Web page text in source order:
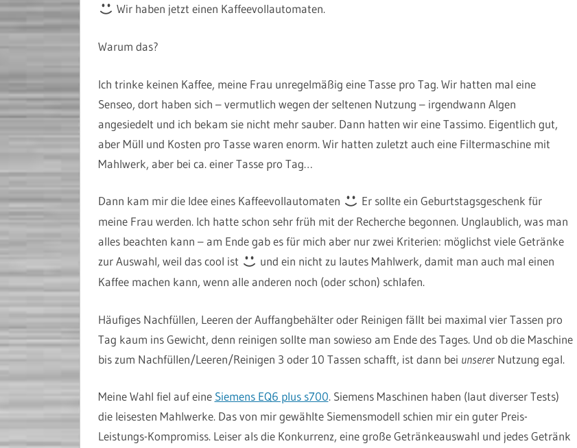
Wir haben jetzt einen Kaffeevollautomaten.
Warum das?
Ich trinke keinen Kaffee, meine Frau unregelmäßig eine Tasse pro Tag. Wir hatten mal eine
Senseo, dort haben sich – vermutlich wegen der seltenen Nutzung – irgendwann Algen
angesiedelt und ich bekam sie nicht mehr sauber. Dann hatten wir eine Tassimo. Eigentlich gut,
aber Müll und Kosten pro Tasse waren enorm. Wir hatten zuletzt auch eine Filtermaschine mit
Mahlwerk, aber bei ca. einer Tasse pro Tag…
Dann kam mir die Idee eines Kaffeevollautomaten
Er sollte ein Geburtstagsgeschenk für
meine Frau werden. Ich hatte schon sehr früh mit der Recherche begonnen. Unglaublich, was man
alles beachten kann – am Ende gab es für mich aber nur zwei Kriterien: möglichst viele Getränke
zur Auswahl, weil das cool ist
und ein nicht zu lautes Mahlwerk, damit man auch mal einen
Kaffee machen kann, wenn alle anderen noch (oder schon) schlafen.
Häufiges Nachfüllen, Leeren der Auffangbehälter oder Reinigen fällt bei maximal vier Tassen pro
Tag kaum ins Gewicht, denn reinigen sollte man sowieso am Ende des Tages. Und ob die Maschine
bis zum Nachfüllen/Leeren/Reinigen 3 oder 10 Tassen schafft, ist dann bei unserer Nutzung egal.
Meine Wahl fiel auf eine Siemens EQ6 plus s700. Siemens Maschinen haben (laut diverser Tests)
die leisesten Mahlwerke. Das von mir gewählte Siemensmodell schien mir ein guter Preis-
Leistungs-Kompromiss. Leiser als die Konkurrenz, eine große Getränkeauswahl und jedes Getränk